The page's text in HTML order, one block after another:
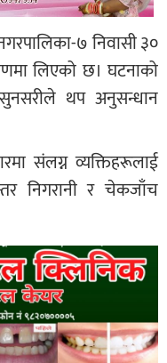
७ निवासी ३०
लिएको छ। घटनाको
सुनसरीले थप अनुसन्धान
संलग्न व्यक्तिहरूलाई
निगरानी र चेकजाँच